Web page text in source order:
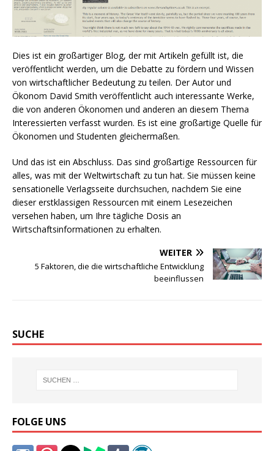
Dies ist ein großartiger Blog, der mit Artikeln gefüllt ist, die
veröffentlicht werden, um die Debatte zu fördern und Wissen
von wirtschaftlicher Bedeutung zu teilen. Der Autor und
Ökonom David Smith veröffentlicht auch interessante Werke,
die von anderen Ökonomen und anderen an diesem Thema
Interessierten verfasst wurden. Es ist eine großartige Quelle für
Ökonomen und Studenten gleichermaßen.
Und das ist ein Abschluss. Das sind großartige Ressourcen für
alles, was mit der Weltwirtschaft zu tun hat. Sie müssen keine
sensationelle Verlagsseite durchsuchen, nachdem Sie eine
dieser erstklassigen Ressourcen mit einem Lesezeichen
versehen haben, um Ihre tägliche Dosis an
Wirtschaftsinformationen zu erhalten.
WEITER
5 Faktoren, die die wirtschaftliche Entwicklung
beeinflussen
SUCHE
FOLGE UNS